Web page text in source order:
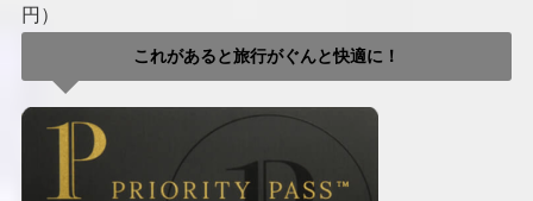
円）
これがあると旅行がぐんと快適に！